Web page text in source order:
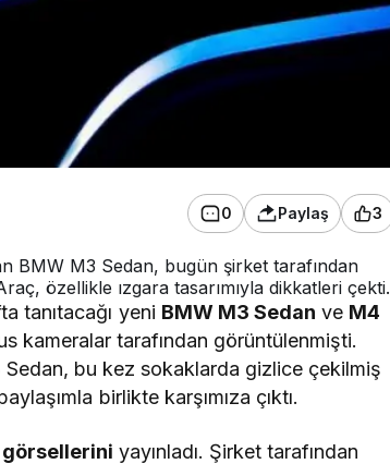
0 Paylaş 3
BMW M3 Sedan, bugün şirket tarafından
özellikle ızgara tasarımıyla dikkatleri çekti.
tanıtacağı yeni BMW M3 Sedan ve M4
kameralar tarafından görüntülenmişti.
Sedan, bu kez sokaklarda gizlice çekilmiş
birlikte karşımıza çıktı.
görsellerini yayınladı. Şirket tarafından